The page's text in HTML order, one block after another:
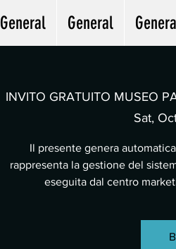
General General
INVITO GRATUITO MUSEO
Sat,
Il presente genera
rappresenta la gestione del
eseguita dal centro